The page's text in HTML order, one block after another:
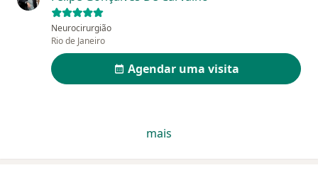
Neurocirurgião
Rio de Janeiro
Agendar uma visita
mais